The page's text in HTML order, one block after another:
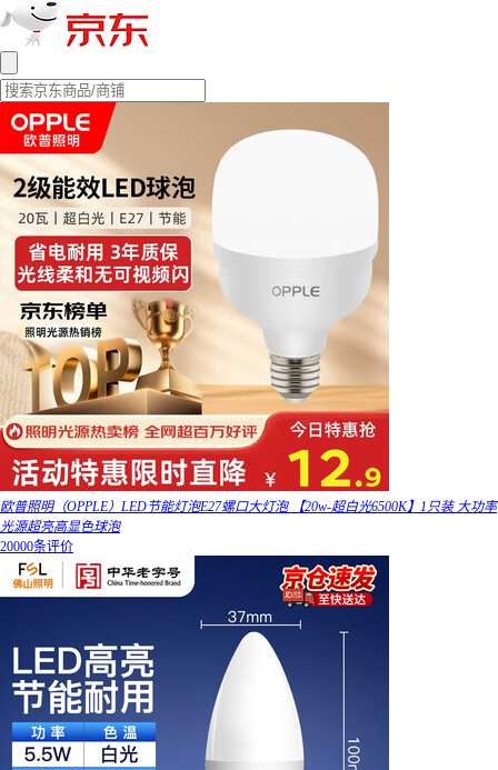
欧普照明（OPPLE）LED节能灯泡E27螺口大灯泡 【20w-超白光6500K】1只装 大功率
光源超亮高显色球泡
20000条评价